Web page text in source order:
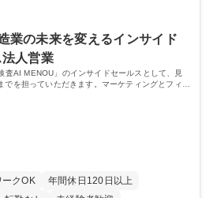
歴・資格 学歴：大学院
力： 資格：
業の未来を変えるインサイド
人営業
査AI MENOU」のインサイドセールスとして、見
を担っていただきます。マーケティングとフィー
ークOK
年間休日120日以上